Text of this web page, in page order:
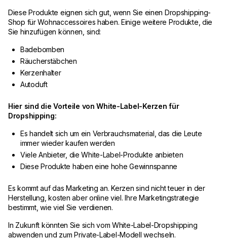
Diese Produkte eignen sich gut, wenn Sie einen Dropshipping-
Shop für Wohnaccessoires haben. Einige weitere Produkte, die
Sie hinzufügen können, sind:
Badebomben
Räucherstäbchen
Kerzenhalter
Autoduft
Hier sind die Vorteile von White-Label-Kerzen für
Dropshipping:
Es handelt sich um ein Verbrauchsmaterial, das die Leute
immer wieder kaufen werden
Viele Anbieter, die White-Label-Produkte anbieten
Diese Produkte haben eine hohe Gewinnspanne
Es kommt auf das Marketing an. Kerzen sind nicht teuer in der
Herstellung, kosten aber online viel. Ihre Marketingstrategie
bestimmt, wie viel Sie verdienen.
In Zukunft könnten Sie sich vom White-Label-Dropshipping
abwenden und zum Private-Label-Modell wechseln.